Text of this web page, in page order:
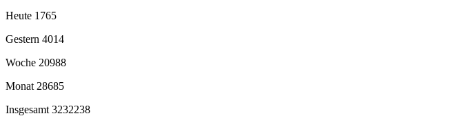
Heute 1765
Gestern 4014
Woche 20988
Monat 28685
Insgesamt 3232238